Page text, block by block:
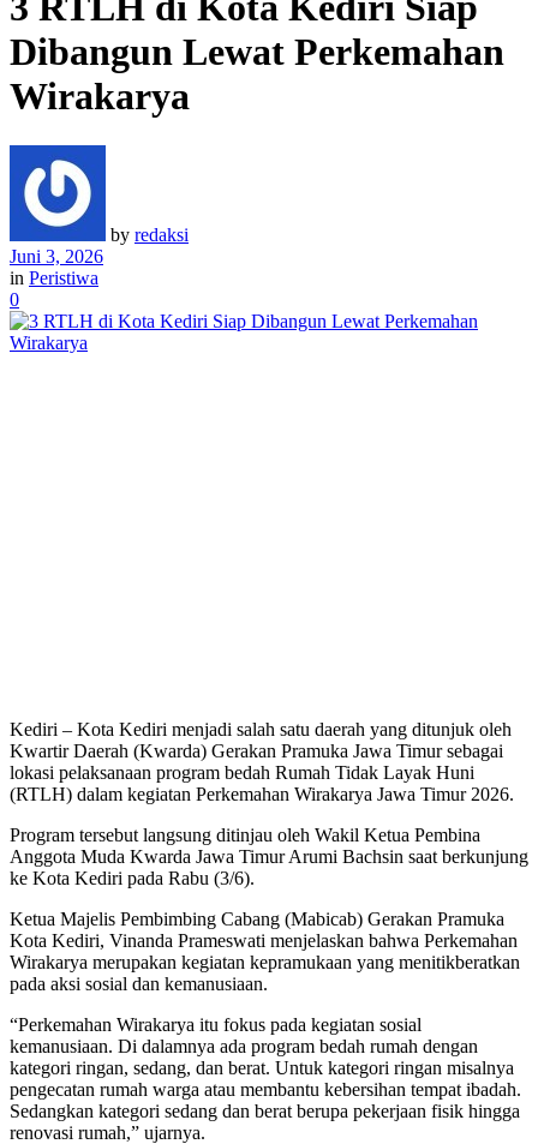
Dibangun Lewat Perkemahan
Wirakarya
by redaksi
Juni 3, 2026
in Peristiwa
0
Kediri – Kota Kediri menjadi salah satu daerah yang ditunjuk oleh
Kwartir Daerah (Kwarda) Gerakan Pramuka Jawa Timur sebagai
lokasi pelaksanaan program bedah Rumah Tidak Layak Huni
(RTLH) dalam kegiatan Perkemahan Wirakarya Jawa Timur 2026.
Program tersebut langsung ditinjau oleh Wakil Ketua Pembina
Anggota Muda Kwarda Jawa Timur Arumi Bachsin saat berkunjung
ke Kota Kediri pada Rabu (3/6).
Ketua Majelis Pembimbing Cabang (Mabicab) Gerakan Pramuka
Kota Kediri, Vinanda Prameswati menjelaskan bahwa Perkemahan
Wirakarya merupakan kegiatan kepramukaan yang menitikberatkan
pada aksi sosial dan kemanusiaan.
“Perkemahan Wirakarya itu fokus pada kegiatan sosial
kemanusiaan. Di dalamnya ada program bedah rumah dengan
kategori ringan, sedang, dan berat. Untuk kategori ringan misalnya
pengecatan rumah warga atau membantu kebersihan tempat ibadah.
Sedangkan kategori sedang dan berat berupa pekerjaan fisik hingga
renovasi rumah,” ujarnya.